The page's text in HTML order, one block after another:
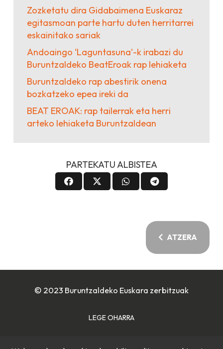
Zozketatu dira Gidabaimena Euskaraz
egitasmoan parte hartu duten herritarrei
eskainitako sariak
Andoaingo ‘Laguntasuna’-k irabazi du
Buruntzaldeko BeatEroak rap lehiaketa
Buruntzaldeko rap abestirik onena
bozkatzeko epea ireki da
BEAT EROAK: rap tailerrak eta herri
arteko lehiaketa Buruntzaldean
PARTEKATU ALBISTEA
ATZERA
© 2023 Buruntzaldeko Euskara zerbitzuak
LEGE OHARRA